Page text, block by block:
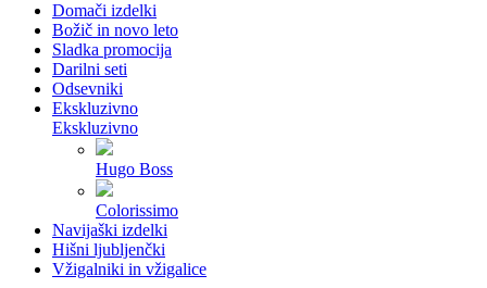
Domači izdelki
Božič in novo leto
Sladka promocija
Darilni seti
Odsevniki
Ekskluzivno
Ekskluzivno
Hugo Boss
Colorissimo
Navijaški izdelki
Hišni ljubljenčki
Vžigalniki in vžigalice